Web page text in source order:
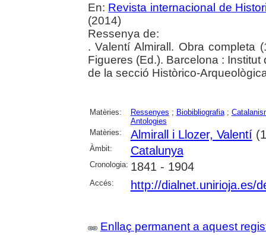
En: Revista internacional de
(2014)
Ressenya de:
. Valentí Almirall. Obra completa
Figueres (Ed.). Barcelona :
de la secció Històrico-
Matèries: Ressenyes ; Biobibliografia;
Antologies
Matèries:
Almirall i Llozer, Valentí
Àmbit: Catalunya
Cronologia: 1841 - 1904
Accés: http://dialnet.unirioja.es/
Enllaç permanent a aquest